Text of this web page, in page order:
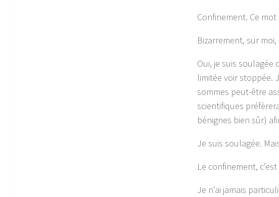
Confinement. Ce
Bizarrement, sur
Oui, je suis
limitée voir stoppée.
sommes peut-être
scientifiques
bénignes bien sûr)
Je suis soulagée.
Le confinement,
Je n’ai jamais